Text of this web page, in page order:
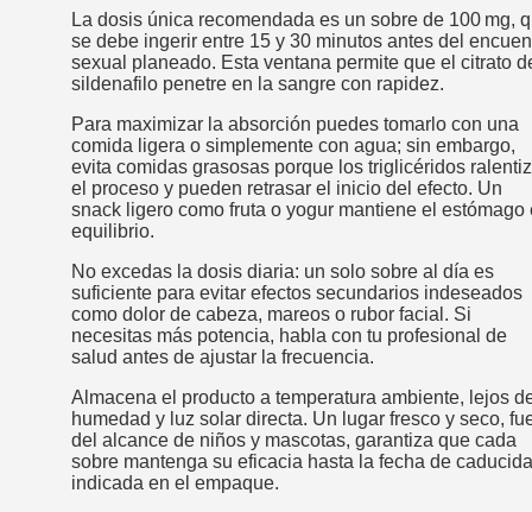
La dosis única recomendada es un sobre de 100 mg,
se debe ingerir entre 15 y 30 minutos antes del
sexual planeado. Esta ventana permite que el citrato
sildenafilo penetre en la sangre con rapidez.
Para maximizar la absorción puedes tomarlo con una
comida ligera o simplemente con agua; sin embargo,
evita comidas grasosas porque los triglicéridos
el proceso y pueden retrasar el inicio del efecto. Un
snack ligero como fruta o yogur mantiene el estómago
equilibrio.
No excedas la dosis diaria: un solo sobre al día es
suficiente para evitar efectos secundarios indeseados
como dolor de cabeza, mareos o rubor facial. Si
necesitas más potencia, habla con tu profesional de
salud antes de ajustar la frecuencia.
Almacena el producto a temperatura ambiente, lejos
humedad y luz solar directa. Un lugar fresco y seco,
del alcance de niños y mascotas, garantiza que cada
sobre mantenga su eficacia hasta la fecha de
indicada en el empaque.